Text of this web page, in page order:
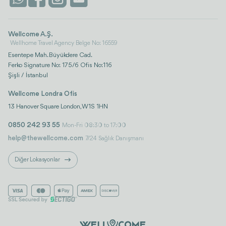
Wellcome A.Ş.
Wellhome Travel Agency Belge No: 16559
Esentepe Mah. Büyükdere Cad.
Ferko Signature No: 175/6 Ofis No:116
Şişli / İstanbul
Wellcome Londra Ofis
13 Hanover Square London, W1S 1HN
0850 242 93 55 Mon-Fri 08:30 to 17:00
help@thewellcome.com 7/24 Sağlık Danışmanı
Diğer Lokasyonlar